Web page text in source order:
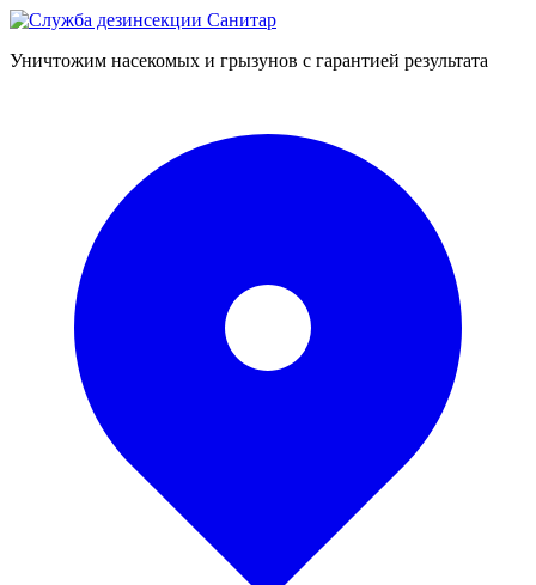
Уничтожим насекомых и грызунов с гарантией результата